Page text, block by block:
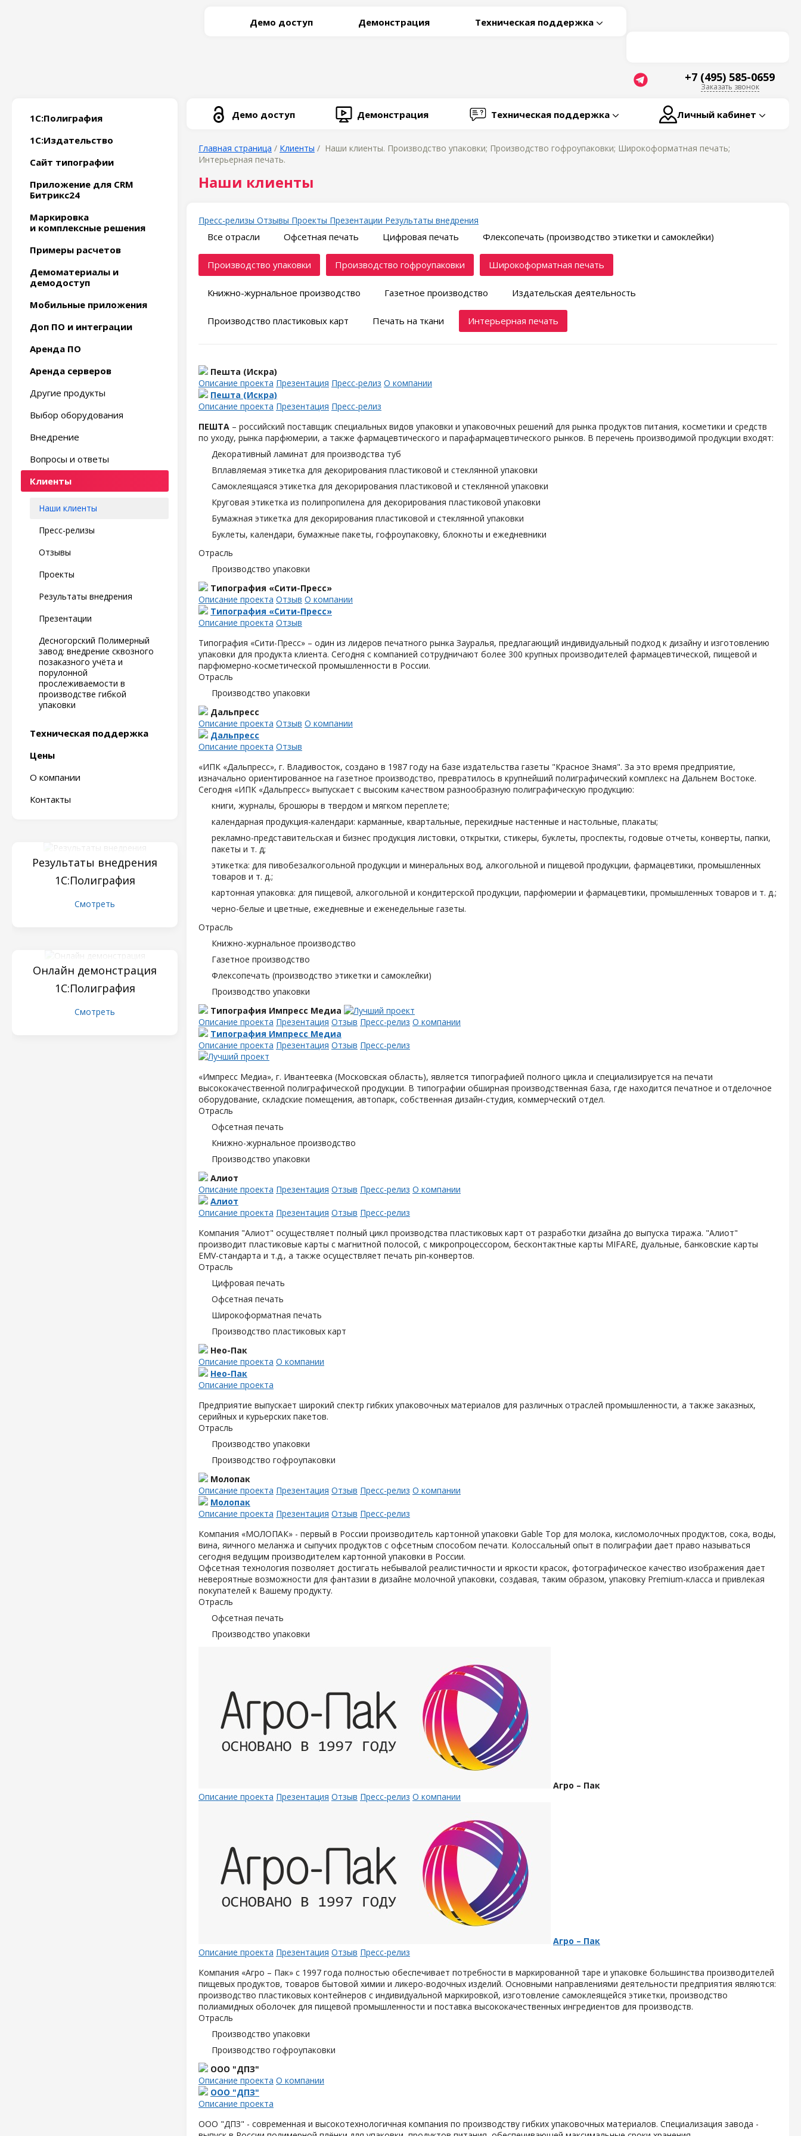
Демо доступ Демонстрация Техническая поддержка
+7 (495) 585-0659
Заказать звонок
1С:Полиграфия
1С:Издательство
Сайт типографии
Приложение для CRM
Битрикс24
Маркировка
и комплексные решения
Примеры расчетов
Демоматериалы и
демодоступ
Мобильные приложения
Доп ПО и интеграции
Аренда ПО
Аренда серверов
Другие продукты
Выбор оборудования
Внедрение
Вопросы и ответы
Клиенты
Наши клиенты
Пресс-релизы
Отзывы
Проекты
Результаты внедрения
Презентации
Десногорский Полимерный
завод: внедрение сквозного
позаказного учёта и
порулонной
прослеживаемости в
производстве гибкой
упаковки
Техническая поддержка
Цены
О компании
Контакты
Результаты внедрения
1С:Полиграфия
Смотреть
Онлайн демонстрация
1С:Полиграфия
Смотреть
Демо доступ Демонстрация Техническая поддержка Личный кабинет
Главная страница / Клиенты / Наши клиенты. Производство упаковки; Производство гофроупаковки; Широкоформатная печать;
Интерьерная печать.
Наши клиенты
Пресс-релизы Отзывы Проекты Презентации Результаты внедрения
Все отрасли Офсетная печать Цифровая печать Флексопечать (производство этикетки и самоклейки)
Производство упаковки Производство гофроупаковки Широкоформатная печать
Книжно-журнальное производство Газетное производство Издательская деятельность
Производство пластиковых карт Печать на ткани Интерьерная печать
Пешта (Искра)
Описание проекта Презентация Пресс-релиз О компании
Пешта (Искра)
Описание проекта Презентация Пресс-релиз
ПЕШТА – российский поставщик специальных видов упаковки и упаковочных решений для рынка продуктов питания, косметики и средств
по уходу, рынка парфюмерии, а также фармацевтического и парафармацевтического рынков. В перечень производимой продукции входят:
Декоративный ламинат для производства туб
Вплавляемая этикетка для декорирования пластиковой и стеклянной упаковки
Самоклеящаяся этикетка для декорирования пластиковой и стеклянной упаковки
Круговая этикетка из полипропилена для декорирования пластиковой упаковки
Бумажная этикетка для декорирования пластиковой и стеклянной упаковки
Буклеты, календари, бумажные пакеты, гофроупаковку, блокноты и ежедневники
Отрасль
Производство упаковки
Типография «Сити-Пресс»
Описание проекта Отзыв О компании
Типография «Сити-Пресс»
Описание проекта Отзыв
Типография «Сити-Пресс» – один из лидеров печатного рынка Зауралья, предлагающий индивидуальный подход к дизайну и изготовлению
упаковки для продукта клиента. Сегодня с компанией сотрудничают более 300 крупных производителей фармацевтической, пищевой и
парфюмерно-косметической промышленности в России.
Отрасль
Производство упаковки
Дальпресс
Описание проекта Отзыв О компании
Дальпресс
Описание проекта Отзыв
«ИПК «Дальпресс», г. Владивосток, создано в 1987 году на базе издательства газеты "Красное Знамя". За это время предприятие,
изначально ориентированное на газетное производство, превратилось в крупнейший полиграфический комплекс на Дальнем Востоке.
Сегодня «ИПК «Дальпресс» выпускает с высоким качеством разнообразную полиграфическую продукцию:
книги, журналы, брошюры в твердом и мягком переплете;
календарная продукция-календари: карманные, квартальные, перекидные настенные и настольные, плакаты;
рекламно-представительская и бизнес продукция листовки, открытки, стикеры, буклеты, проспекты, годовые отчеты, конверты, папки,
пакеты и т. д;
этикетка: для пивобезалкогольной продукции и минеральных вод, алкогольной и пищевой продукции, фармацевтики, промышленных
товаров и т. д.;
картонная упаковка: для пищевой, алкогольной и кондитерской продукции, парфюмерии и фармацевтики, промышленных товаров и т. д.;
черно-белые и цветные, ежедневные и еженедельные газеты.
Отрасль
Книжно-журнальное производство
Газетное производство
Флексопечать (производство этикетки и самоклейки)
Производство упаковки
Типография Импресс Медиа
Описание проекта Презентация Отзыв Пресс-релиз О компании
Типография Импресс Медиа
Описание проекта Презентация Отзыв Пресс-релиз
«Импресс Медиа», г. Ивантеевка (Московская область), является типографией полного цикла и специализируется на печати
высококачественной полиграфической продукции. В типографии обширная производственная база, где находится печатное и отделочное
оборудование, складские помещения, автопарк, собственная дизайн-студия, коммерческий отдел.
Отрасль
Офсетная печать
Книжно-журнальное производство
Производство упаковки
Алиот
Описание проекта Презентация Отзыв Пресс-релиз О компании
Алиот
Описание проекта Презентация Отзыв Пресс-релиз
Компания "Алиот" осуществляет полный цикл производства пластиковых карт от разработки дизайна до выпуска тиража. "Алиот"
производит пластиковые карты с магнитной полосой, с микропроцессором, бесконтактные карты MIFARE, дуальные, банковские карты
EMV-стандарта и т.д., а также осуществляет печать pin-конвертов.
Отрасль
Цифровая печать
Офсетная печать
Широкоформатная печать
Производство пластиковых карт
Нео-Пак
Описание проекта О компании
Нео-Пак
Описание проекта
Предприятие выпускает широкий спектр гибких упаковочных материалов для различных отраслей промышленности, а также заказных,
серийных и курьерских пакетов.
Отрасль
Производство упаковки
Производство гофроупаковки
Молопак
Описание проекта Презентация Отзыв Пресс-релиз О компании
Молопак
Описание проекта Презентация Отзыв Пресс-релиз
Компания «МОЛОПАК» - первый в России производитель картонной упаковки Gable Top для молока, кисломолочных продуктов, сока, воды,
вина, яичного меланжа и сыпучих продуктов с офсетным способом печати. Колоссальный опыт в полиграфии дает право называться
сегодня ведущим производителем картонной упаковки в России.
Офсетная технология позволяет достигать небывалой реалистичности и яркости красок, фотографическое качество изображения дает
невероятные возможности для фантазии в дизайне молочной упаковки, создавая, таким образом, упаковку Premium-класса и привлекая
покупателей к Вашему продукту.
Отрасль
Офсетная печать
Производство упаковки
Агро – Пак
Описание проекта Презентация Отзыв Пресс-релиз О компании
Агро – Пак
Описание проекта Презентация Отзыв Пресс-релиз
Компания «Агро – Пак» с 1997 года полностью обеспечивает потребности в маркированной таре и упаковке большинства производителей
пищевых продуктов, товаров бытовой химии и ликеро-водочных изделий. Основными направлениями деятельности предприятия являются:
производство пластиковых контейнеров с индивидуальной маркировкой, изготовление самоклеящейся этикетки, производство
полиамидных оболочек для пищевой промышленности и поставка высококачественных ингредиентов для производств.
Отрасль
Производство упаковки
Производство гофроупаковки
ООО "ДПЗ"
Описание проекта О компании
ООО "ДПЗ"
Описание проекта
ООО "ДПЗ" - современная и высокотехнологичная компания по производству гибких упаковочных материалов. Специализация завода -